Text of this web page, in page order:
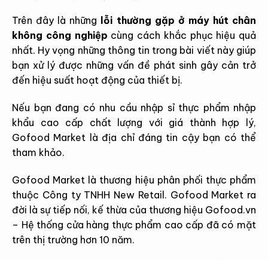
Trên đây là những lỗi thường gặp ở máy hút chân
không công nghiệp cùng cách khắc phục hiệu quả
nhất. Hy vọng những thông tin trong bài viết này giúp
bạn xử lý được những vấn đề phát sinh gây cản trở
đến hiệu suất hoạt động của thiết bị.
Nếu bạn đang có nhu cầu nhập sỉ thực phẩm nhập
khẩu cao cấp chất lượng với giá thành hợp lý,
Gofood Market là địa chỉ đáng tin cậy bạn có thể
tham khảo.
Gofood Market là thương hiệu phân phối thực phẩm
thuộc Công ty TNHH New Retail. Gofood Market ra
đời là sự tiếp nối, kế thừa của thương hiệu Gofood.vn
– Hệ thống cửa hàng thực phẩm cao cấp đã có mặt
trên thị trường hơn 10 năm.